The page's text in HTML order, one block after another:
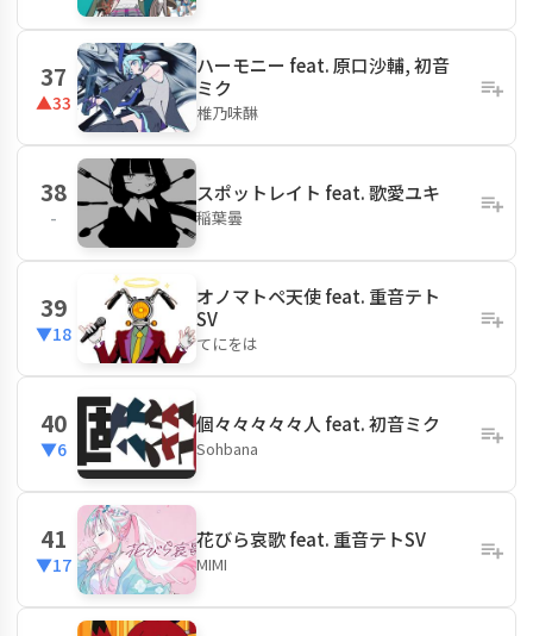
37
▲33
ハーモニー feat. 原口沙輔, 初音
ミク
椎乃味醂
38
-
スポットレイト feat. 歌愛ユキ
稲葉曇
39
▼18
オノマトペ天使 feat. 重音テト
SV
てにをは
40
▼6
個々々々々々人 feat. 初音ミク
Sohbana
41
▼17
花びら哀歌 feat. 重音テトSV
MIMI